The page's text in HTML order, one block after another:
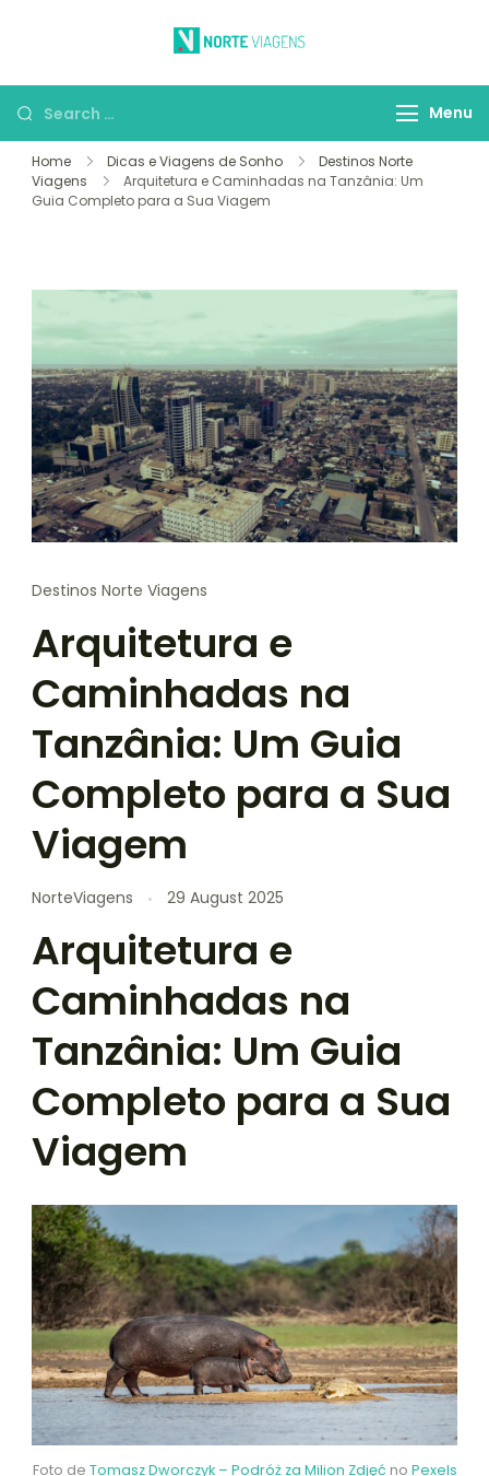
Search
for:
Menu
Home Dicas e Viagens de Sonho
Destinos Norte
Viagens
Arquitetura e Caminhadas na Tanzânia: Um
Guia Completo para a Sua Viagem
Destinos Norte Viagens
Arquitetura e
Caminhadas na
Tanzânia: Um Guia
Completo para a Sua
Viagem
NorteViagens 29 August 2025
Arquitetura e
Caminhadas na
Tanzânia: Um Guia
Completo para a Sua
Viagem
Foto de Tomasz Dworczyk – Podróż za Milion Zdjęć no Pexels